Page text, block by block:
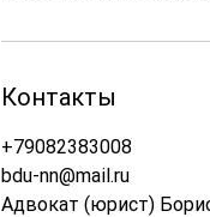
Контакты
+79082383008
bdu-nn@mail.ru
Адвокат (юрист)